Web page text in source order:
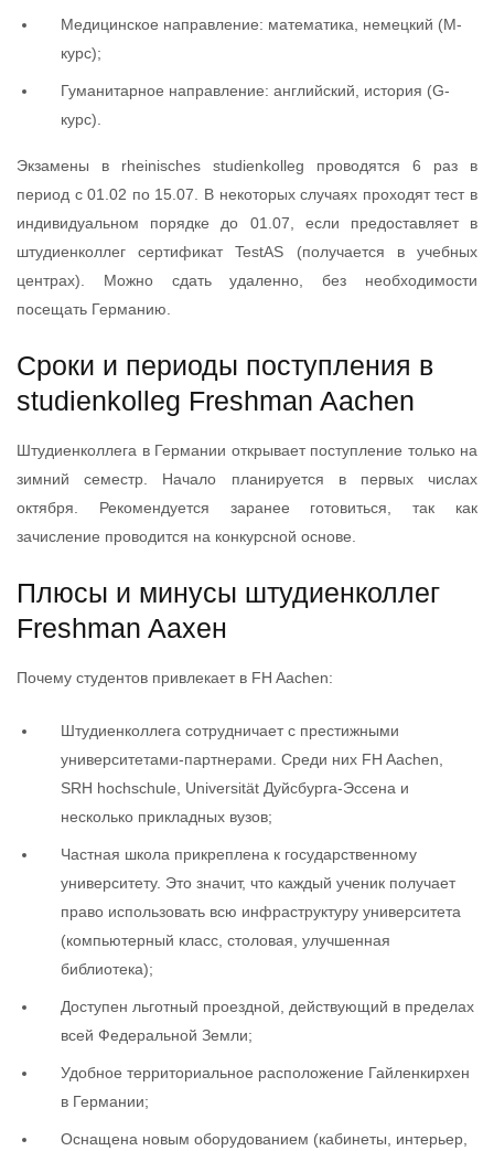
Медицинское направление: математика, немецкий (М-
курс);
Гуманитарное направление: английский, история (G-
курс).
Экзамены в rheinisches studienkolleg проводятся 6 раз в
период с 01.02 по 15.07. В некоторых случаях проходят тест в
индивидуальном порядке до 01.07, если предоставляет в
штудиенколлег сертификат TestAS (получается в учебных
центрах). Можно сдать удаленно, без необходимости
посещать Германию.
Сроки и периоды поступления в
studienkolleg Freshman Aachen
Штудиенколлега в Германии открывает поступление только на
зимний семестр. Начало планируется в первых числах
октября. Рекомендуется заранее готовиться, так как
зачисление проводится на конкурсной основе.
Плюсы и минусы штудиенколлег
Freshman Aахен
Почему студентов привлекает в FH Aachen:
Штудиенколлега сотрудничает с престижными
университетами-партнерами. Среди них FH Aachen,
SRH hochschule, Universität Дуйсбурга-Эссена и
несколько прикладных вузов;
Частная школа прикреплена к государственному
университету. Это значит, что каждый ученик получает
право использовать всю инфраструктуру университета
(компьютерный класс, столовая, улучшенная
библиотека);
Доступен льготный проездной, действующий в пределах
всей Федеральной Земли;
Удобное территориальное расположение Гайленкирхен
в Германии;
Оснащена новым оборудованием (кабинеты, интерьер,